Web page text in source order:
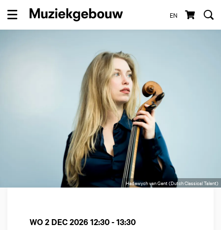
EN
Menu
Hadewych van Gent (Dutch Classical Talent)
WO 2 DEC 2026 12:30 - 13:30